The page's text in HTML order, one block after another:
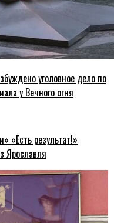
уголовное дело по
у Вечного огня
«Есть результат!»
Ярославля